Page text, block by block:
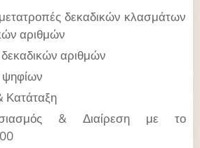
δεκαδικών κλασμάτων
αριθμών
αριθμών
ψηφίων
Κατάταξη
& Διαίρεση με το